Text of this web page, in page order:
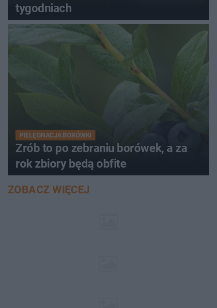
tygodniach
PIELĘGNACJA BORÓWKI
Zrób to po zebraniu borówek, a za
rok zbiory będą obfite
ZOBACZ WIĘCEJ